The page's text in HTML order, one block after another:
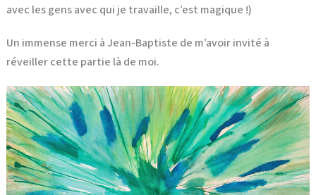
avec les gens avec qui je travaille, c’est magique !)
Un immense merci à Jean-Baptiste de m’avoir invité à
réveiller cette partie là de moi.